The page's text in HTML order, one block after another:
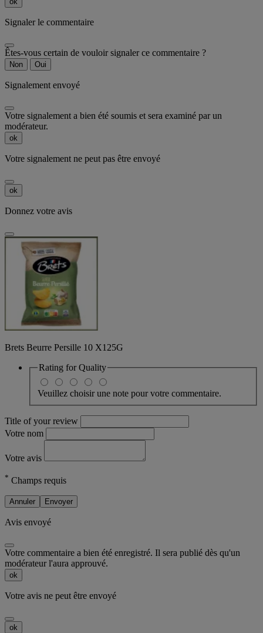
Signaler le commentaire
Êtes-vous certain de vouloir signaler ce commentaire ?
Non Oui
Signalement envoyé
Votre signalement a bien été soumis et sera examiné par un
modérateur.
ok
Votre signalement ne peut pas être envoyé
ok
Donnez votre avis
Brets Beurre Persille 10 X125G
Rating forQuality
Veuillez choisir une note pour votre commentaire.
Title of your review
Votre nom
Votre avis
* Champs requis
Annuler Envoyer
Avis envoyé
Votre commentaire a bien été enregistré. Il sera publié dès qu'un
modérateur l'aura approuvé.
ok
Votre avis ne peut être envoyé
ok